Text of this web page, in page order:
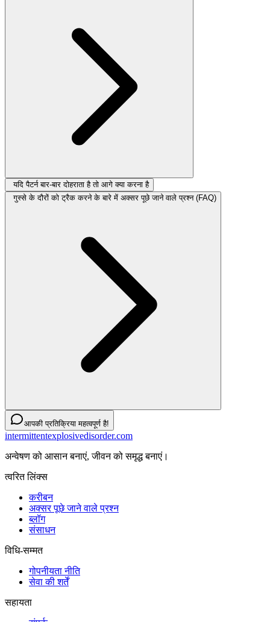
यदि पैटर्न बार-बार दोहराता है तो आगे क्या करना है
गुस्से के दौरों को ट्रैक करने के बारे में अक्सर पूछे जाने वाले प्रश्न (FAQ)
आपकी प्रतिक्रिया महत्वपूर्ण है!
intermittentexplosivedisorder.com
अन्वेषण को आसान बनाएं, जीवन को समृद्ध बनाएं।
त्वरित लिंक्स
करीबन
अक्सर पूछे जाने वाले प्रश्न
ब्लॉग
संसाधन
विधि-सम्‍मत
गोपनीयता नीति
सेवा की शर्तें
सहायता